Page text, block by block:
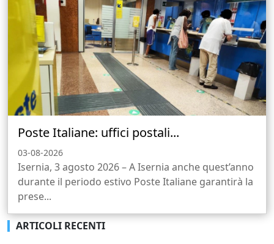
Poste Italiane: uffici postali...
03-08-2026
Isernia, 3 agosto 2026 – A Isernia anche quest’anno
durante il periodo estivo Poste Italiane garantirà la
prese...
ARTICOLI RECENTI